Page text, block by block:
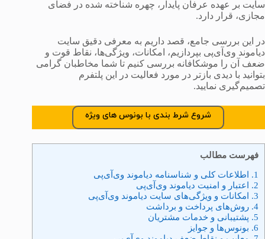
سایت بر عهده عرفان پایدار، چهره شناخته شده در فضای
مجازی، قرار دارد.
در این بررسی جامع، قصد داریم به معرفی دقیق سایت
دیاموند وی‌آی‌پی بپردازیم، امکانات، ویژگی‌ها، نقاط قوت و
ضعف آن را موشکافانه بررسی کنیم تا شما مخاطبان گرامی
بتوانید با دیدی بازتر در مورد فعالیت در این پلتفرم
تصمیم‌گیری نمایید.
شروع شرط بندی با بونوس های ویژه
فهرست مطالب
1. اطلاعات کلی و شناسنامه دیاموند وی‌آی‌پی
2. اعتبار و امنیت دیاموند وی‌آی‌پی
3. امکانات و ویژگی‌های سایت دیاموند وی‌آی‌پی
4. روش‌های پرداخت و برداشت
5. پشتیبانی و خدمات مشتریان
6. بونوس‌ها و جوایز